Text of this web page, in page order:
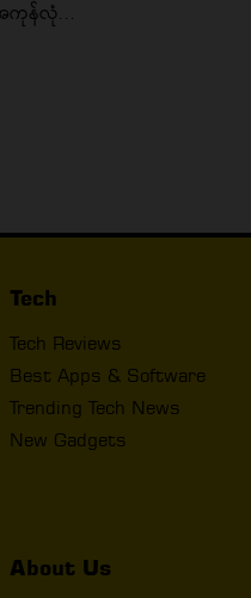
ကုန်လုံ...
Tech
Tech Reviews
Best Apps & Software
Trending Tech News
New Gadgets
About Us